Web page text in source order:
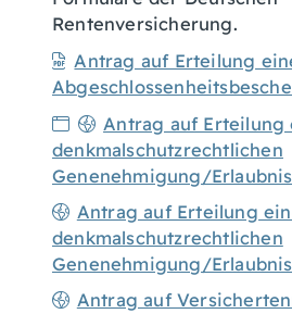
Rentenversicherung.
Antrag auf Erteilung
Antrag auf Erteilung
denkmalschutzrechtlichen
Genenehmigung/Erlaubnis
Antrag auf Erteilung
denkmalschutzrechtlichen
Genenehmigung/
Antrag auf